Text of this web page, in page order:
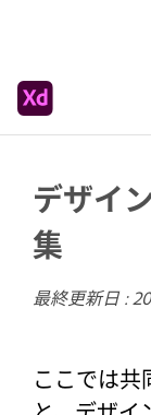
デザイ
集
最終更新日 :
ここでは